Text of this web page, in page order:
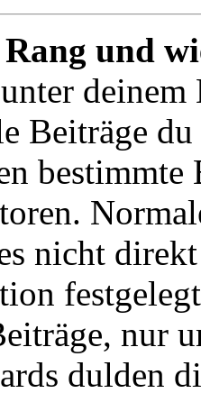
und
deinem
Beiträge
bestimmte
nicht
nur
dulden